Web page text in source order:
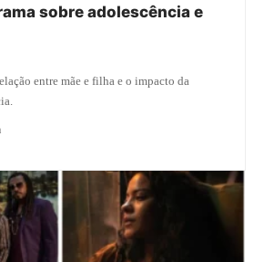
sobre adolescência e
entre mãe e filha e o impacto da